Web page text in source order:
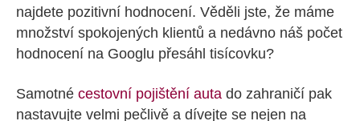
najdete pozitivní hodnocení. Věděli jste, že máme
množství spokojených klientů a nedávno náš počet
hodnocení na Googlu přesáhl tisícovku?
Samotné cestovní pojištění auta do zahraničí pak
nastavujte velmi pečlivě a dívejte se nejen na